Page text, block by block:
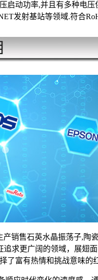
动功率,并且有多种电压
发射基站等领域.符合
销售石英水晶振荡子,陶
追求更广阔的领域，展翅
了富有热情和挑战意味的